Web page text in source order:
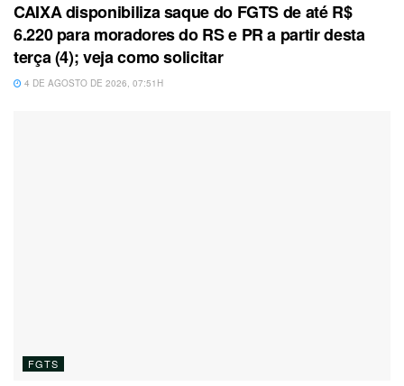
CAIXA disponibiliza saque do FGTS de até R$
6.220 para moradores do RS e PR a partir desta
terça (4); veja como solicitar
4 DE AGOSTO DE 2026, 07:51H
FGTS